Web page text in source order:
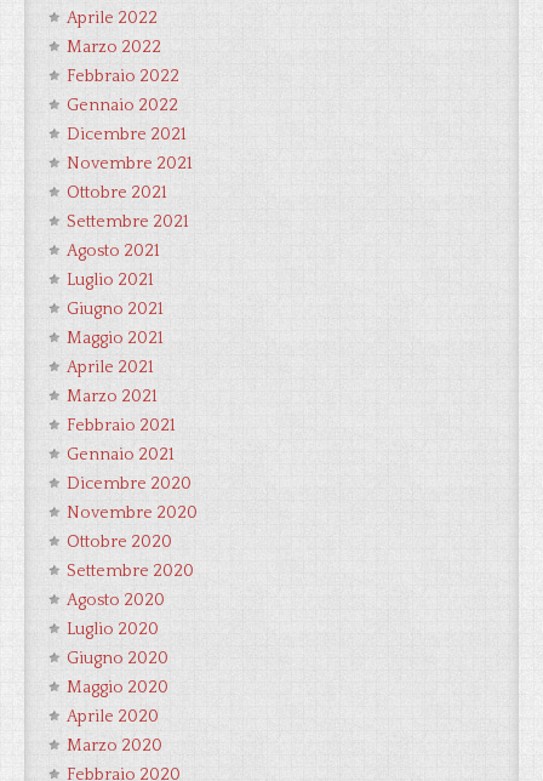
Aprile 2022
Marzo 2022
Febbraio 2022
Gennaio 2022
Dicembre 2021
Novembre 2021
Ottobre 2021
Settembre 2021
Agosto 2021
Luglio 2021
Giugno 2021
Maggio 2021
Aprile 2021
Marzo 2021
Febbraio 2021
Gennaio 2021
Dicembre 2020
Novembre 2020
Ottobre 2020
Settembre 2020
Agosto 2020
Luglio 2020
Giugno 2020
Maggio 2020
Aprile 2020
Marzo 2020
Febbraio 2020